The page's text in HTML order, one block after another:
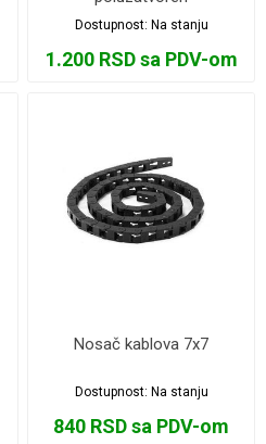
Dostupnost: Na stanju
1.200 RSD sa PDV-om
Nosač kablova 7x7
Dostupnost: Na stanju
840 RSD sa PDV-om